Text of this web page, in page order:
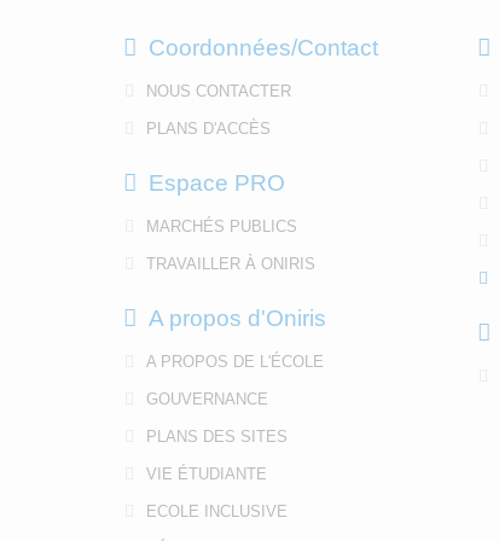
Coordonnées/Contact
NOUS CONTACTER
PLANS D'ACCÈS
Espace PRO
MARCHÉS PUBLICS
TRAVAILLER À ONIRIS
A propos d'Oniris
A PROPOS DE L'ÉCOLE
GOUVERNANCE
PLANS DES SITES
VIE ÉTUDIANTE
ECOLE INCLUSIVE